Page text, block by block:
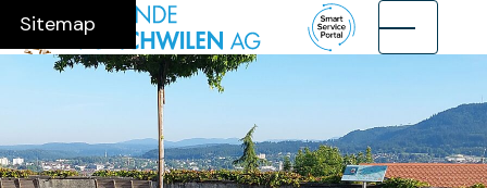
Navigieren in Münchwilen AG
Schnellnavigation
Home
Navigation
Inhalt
Suche
Sitemap